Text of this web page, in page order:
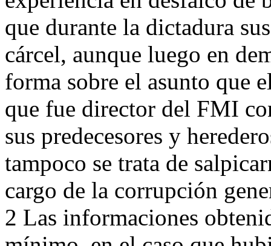
que durante la dictadura
cárcel, aunque luego en
forma sobre el asunto que
que fue director del FMI
sus predecesores y
tampoco se trata de
cargo de la corrupción
2 Las informaciones